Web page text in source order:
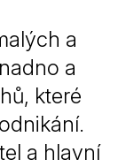
a
a
které
a hlavní